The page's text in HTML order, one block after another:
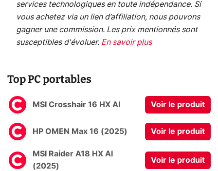
services technologiques en toute indépendance. Si
vous achetez via un lien d’affiliation, nous pouvons
gagner une commission. Les prix mentionnés sont
susceptibles d'évoluer. En savoir plus
Top PC portables
MSI Crosshair 16 HX AI Voir le produit
HP OMEN Max 16 (2025) Voir le produit
MSI Raider A18 HX AI
(2025)
Voir le produit